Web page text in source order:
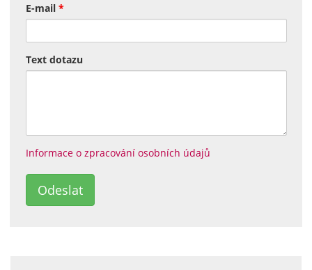
E-mail *
Text dotazu
Informace o zpracování osobních údajů